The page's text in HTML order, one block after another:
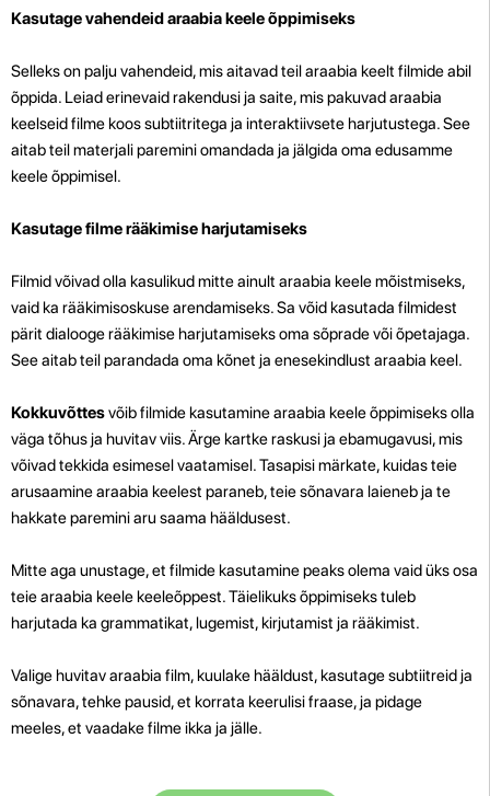
Kasutage vahendeid araabia keele õppimiseks
Selleks on palju vahendeid, mis aitavad teil araabia keelt filmide abil
õppida. Leiad erinevaid rakendusi ja saite, mis pakuvad araabia
keelseid filme koos subtiitritega ja interaktiivsete harjutustega. See
aitab teil materjali paremini omandada ja jälgida oma edusamme
keele õppimisel.
Kasutage filme rääkimise harjutamiseks
Filmid võivad olla kasulikud mitte ainult araabia keele mõistmiseks,
vaid ka rääkimisoskuse arendamiseks. Sa võid kasutada filmidest
pärit dialooge rääkimise harjutamiseks oma sõprade või õpetajaga.
See aitab teil parandada oma kõnet ja enesekindlust araabia keel.
Kokkuvõttesvõib filmide kasutamine araabia keele õppimiseks olla
väga tõhus ja huvitav viis. Ärge kartke raskusi ja ebamugavusi, mis
võivad tekkida esimesel vaatamisel. Tasapisi märkate, kuidas teie
arusaamine araabia keelest paraneb, teie sõnavara laieneb ja te
hakkate paremini aru saama hääldusest.
Mitte aga unustage, et filmide kasutamine peaks olema vaid üks osa
teie araabia keele keeleõppest. Täielikuks õppimiseks tuleb
harjutada ka grammatikat, lugemist, kirjutamist ja rääkimist.
Valige huvitav araabia film, kuulake hääldust, kasutage subtiitreid ja
sõnavara, tehke pausid, et korrata keerulisi fraase, ja pidage
meeles, et vaadake filme ikka ja jälle.